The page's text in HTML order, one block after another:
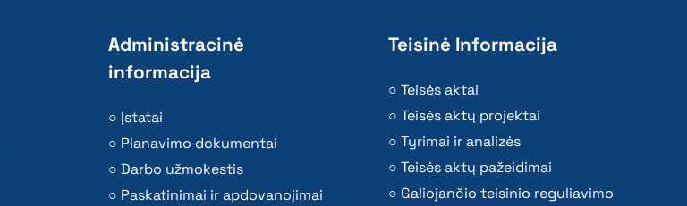
Administracinė
informacija
Įstatai
Planavimo dokumentai
Darbo užmokestis
Paskatinimai ir apdovanojimai
Teisinė Informacija
Teisės aktai
Teisės aktų projektai
Tyrimai ir analizės
Teisės aktų pažeidimai
Galiojančio teisinio reguliavimo